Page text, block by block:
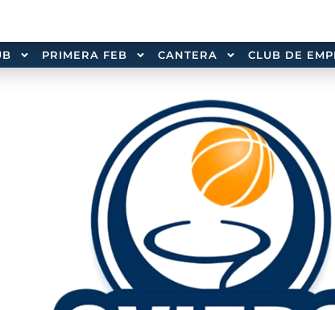
PRIMERA FEB CANTERA CLUB DE